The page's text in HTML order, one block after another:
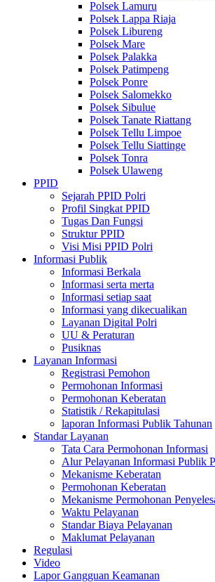
Polsek Lamuru
Polsek Lappa Riaja
Polsek Libureng
Polsek Mare
Polsek Palakka
Polsek Patimpeng
Polsek Ponre
Polsek Salomekko
Polsek Sibulue
Polsek Tanate Riattang
Polsek Tellu Limpoe
Polsek Tellu Siattinge
Polsek Tonra
Polsek Ulaweng
PPID
Sejarah PPID Polri
Profil Singkat PPID
Tugas Dan Fungsi
Struktur PPID
Visi Misi PPID Polri
Informasi Publik
Informasi Berkala
Informasi serta merta
Informasi setiap saat
Informasi yang dikecualikan
Layanan Digital Polri
UU & Peraturan
Pusiknas
Layanan Informasi
Registrasi Pemohon
Permohonan Informasi
Permohonan Keberatan
Statistik / Rekapitulasi
laporan Informasi Publik Tahunan
Standar Layanan
Tata Cara Permohonan Informasi
Alur Pelayanan Informasi Publik
Mekanisme Keberatan
Permohonan Keberatan
Mekanisme Permohonan
Waktu Pelayanan
Standar Biaya Pelayanan
Maklumat Pelayanan
Regulasi
Video
Lapor Gangguan Keamanan